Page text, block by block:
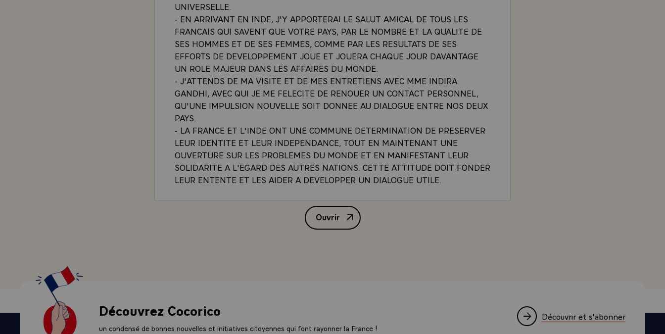
UNIVERSELLE.
- EN ARRIVANT EN INDE, J'Y APPORTERAI LE SALUT AMICAL DE TOUS LES
FRANCAIS QUI SAVENT QUE VOTRE PAYS, PAR LE NOMBRE ET LA QUALITE DE
SES HOMMES ET DE SES FEMMES, COMME PAR LES RESULTATS DE SES
EFFORTS DE DEVELOPPEMENT JOUE ET JOUERA CHAQUE JOUR DAVANTAGE
UN ROLE MAJEUR DANS LES AFFAIRES DU MONDE.
- J'ATTENDS DE MA VISITE ET DE MES ENTRETIENS AVEC MME INDIRA
GANDHI, AVEC QUI JE ME FELECITE DE RENOUER UN CONTACT PERSONNEL,
QU'UNE IMPULSION NOUVELLE SOIT DONNEE AU DIALOGUE ENTRE NOS DEUX
PAYS.
- LA FRANCE ET L'INDE ONT UNE COMMUNE DETERMINATION DE PRESERVER
LEUR IDENTITE ET LEUR INDEPENDANCE, TOUT EN MAINTENANT UNE
OUVERTURE SUR LES PROBLEMES DU MONDE ET EN MANIFESTANT LEUR
SOLIDARITE A L'EGARD DES AUTRES NATIONS. CETTE ATTITUDE DOIT FONDER
LEUR ENTENTE ET LES AIDER A DEVELOPPER UN DIALOGUE UTILE.
MONDE CONNAIT DE NOUVELLES ET GRAVES TENSIONS. JE SUIS SUR QUE,
DANS LES CIRCONSTANCES PRESENTES, L'INDE ET LA FRANCE PEUVENT ET
DOIVENT CONJUGUER LEURS EFFORTS POUR FAIRE PREVALOIR LES PRINCIPES
Ouvrir
DECLARATION DE M. VALERY GISCARD D'ESTAING AU JOURNAL "TIMES OF
Découvrez Cocorico
un condensé de bonnes nouvelles et initiatives citoyennes qui font rayonner la France !
Découvrir et s'abonner